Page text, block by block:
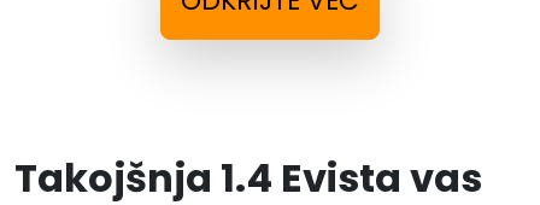
Takojšnja 1.4 Evista vas